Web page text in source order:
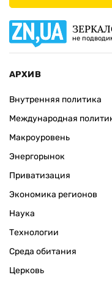
не
АРХИВ
Внутренняя политика
Международная
Макроуровень
Энергорынок
Приватизация
Экономика регионов
Наука
Технологии
Среда обитания
Церковь